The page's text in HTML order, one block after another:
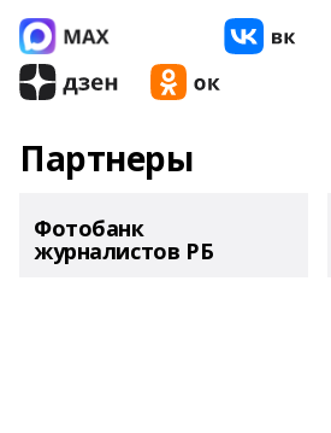
Партнеры
Фотобанк
журналистов РБ